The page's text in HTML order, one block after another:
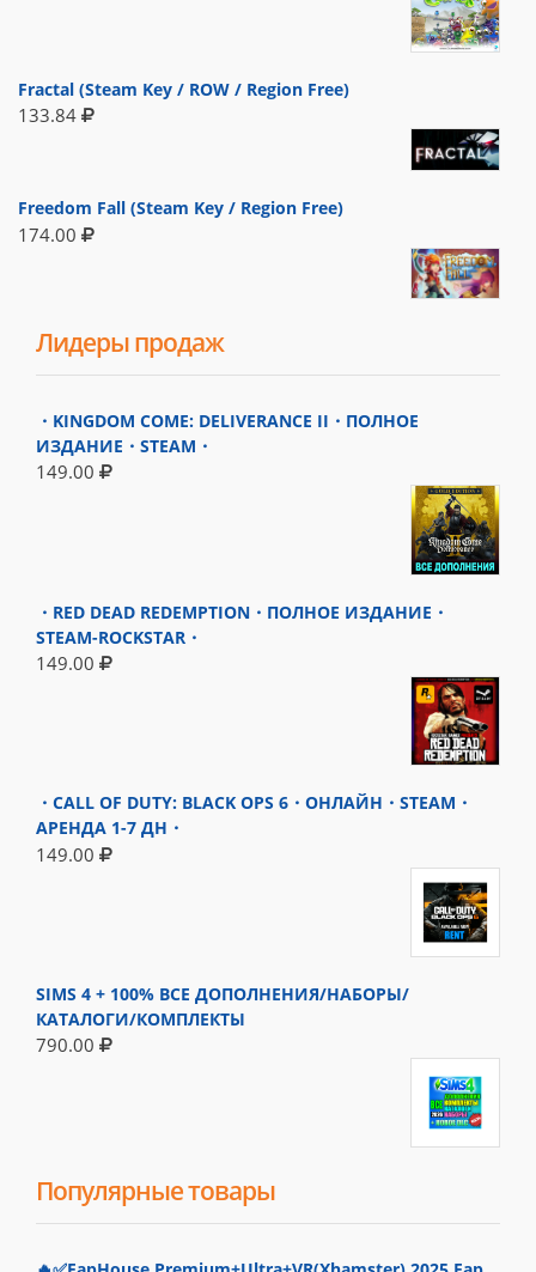
Fractal (Steam Key / ROW / Region Free)
133.84
Freedom Fall (Steam Key / Region Free)
174.00
Лидеры продаж
・KINGDOM COME: DELIVERANCE II・ПОЛНОЕ
ИЗДАНИЕ・STEAM・
149.00
・RED DEAD REDEMPTION・ПОЛНОЕ ИЗДАНИЕ・
STEAM-ROCKSTAR・
149.00
・CALL OF DUTY: BLACK OPS 6・ОНЛАЙН・STEAM・
АРЕНДА 1-7 ДН・
149.00
SIMS 4 + 100% ВСЕ ДОПОЛНЕНИЯ/НАБОРЫ/
КАТАЛОГИ/КОМПЛЕКТЫ
790.00
Популярные товары